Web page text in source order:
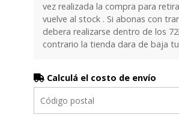
vez realizada la compra para
vuelve al stock . Si abonas con
debera realizarse dentro de los
contrario la tienda dara de baja
Calculá el costo de envío